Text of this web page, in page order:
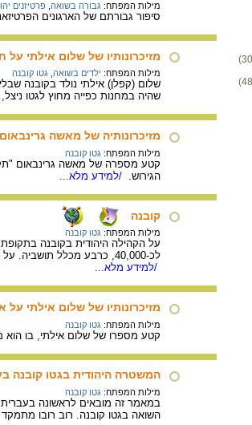
מילות המפתח: גבורה בשואה פרטיזנים
סיפור גבורתם של הארגונים
מזיכרונותיו של שלום אילתי על
מילות המפתח: ילדים בשואה גטו קובנה
שהיה במחנות כפייה מחוץ לגטו
מזיכרונותיה של מאשה
מילות המפתח: גטו קובנה
קטע מספרה של מאשה גרינבאום
הגירוש.
/למידע מלא...
קובנה
מילות המפתח: גטו קובנה
לכ-40,000, כרבע מכלל תושביה. על הקמת הגטו, האקציות והגזירות, המינהל הפנימי, הפיכת הגטו למחנה ריכוז, המחתרת האנטי-נאצית וחיסול הגטו. עד יום השיחרור שרדו כ-2,000 נפש.
/למידע מלא...
מזיכרונותיו של שלום אילתי על
מילות המפתח: גטו קובנה
קטע מספרו של שלום אילתי, בו הוא
המשטרה היהודית בגטו קובנה
מילות המפתח: גטו קובנה
במאמר זה מובאים לראשונה
השואה בגטו קובנה. רוב רובו